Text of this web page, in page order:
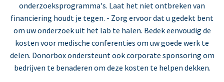
onderzoeksprogramma's. Laat het niet ontbreken van
financiering houdt je tegen. - Zorg ervoor dat u gedekt bent
om uw onderzoek uit het lab te halen. Bedek eenvoudig de
kosten voor medische conferenties om uw goede werk te
delen. Donorbox ondersteunt ook corporate sponsoring om
bedrijven te benaderen om deze kosten te helpen dekken.